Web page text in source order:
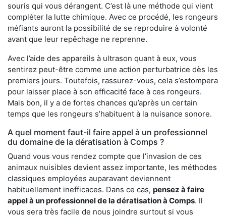
souris qui vous dérangent. C’est là une méthode qui vient
compléter la lutte chimique. Avec ce procédé, les rongeurs
méfiants auront la possibilité de se reproduire à volonté
avant que leur repêchage ne reprenne.
Avec l’aide des appareils à ultrason quant à eux, vous
sentirez peut-être comme une action perturbatrice dès les
premiers jours. Toutefois, rassurez-vous, cela s’estompera
pour laisser place à son efficacité face à ces rongeurs.
Mais bon, il y a de fortes chances qu’après un certain
temps que les rongeurs s’habituent à la nuisance sonore.
A quel moment faut-il faire appel à un professionnel
du domaine de la dératisation à Comps ?
Quand vous vous rendez compte que l’invasion de ces
animaux nuisibles devient assez importante, les méthodes
classiques employées auparavant deviennent
habituellement inefficaces. Dans ce cas, pensez à faire
appel à un professionnel de la dératisation à Comps. Il
vous sera très facile de nous joindre surtout si vous